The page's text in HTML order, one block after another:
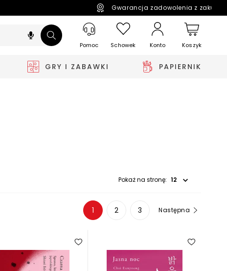
Gwarancja zadowolenia z
Pomoc Schowek Konto Koszyk
GRY I ZABAWKI PAPIERNIK
Pokaż na stronę:
1 2 3 Następna